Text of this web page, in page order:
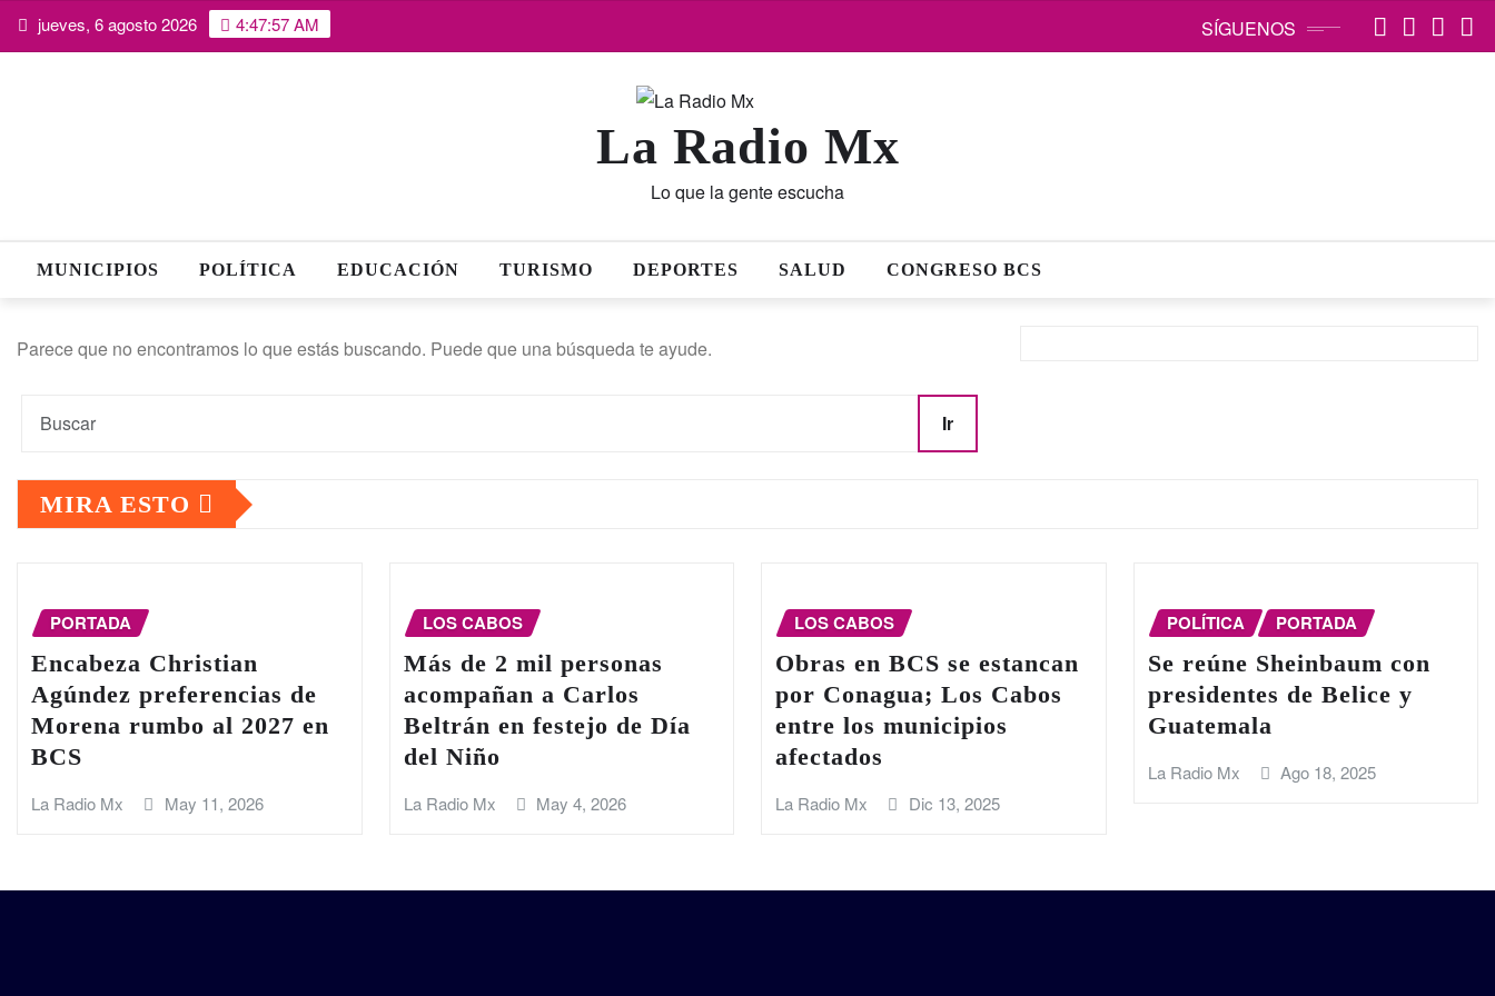
Saltarjueves, 6 agosto 2026 4:47:57 AM SÍGUENOS
La Radio Mx
Lo que la gente escucha
MUNICIPIOS POLÍTICA EDUCACIÓN TURISMO DEPORTES SALUD CONGRESO BCS
Parece que no encontramos lo que estás buscando. Puede que una búsqueda te ayude.
Ir
MIRA ESTO
PORTADA
Encabeza Christian
Agúndez preferencias de
Morena rumbo al 2027 en
BCS
La Radio Mx May 11, 2026
LOS CABOS
Más de 2 mil personas
acompañan a Carlos
Beltrán en festejo de Día
del Niño
La Radio Mx May 4, 2026
LOS CABOS
Obras en BCS se estancan
por Conagua; Los Cabos
entre los municipios
afectados
La Radio Mx Dic 13, 2025
POLÍTICA PORTADA
Se reúne Sheinbaum con
presidentes de Belice y
Guatemala
La Radio Mx Ago 18, 2025